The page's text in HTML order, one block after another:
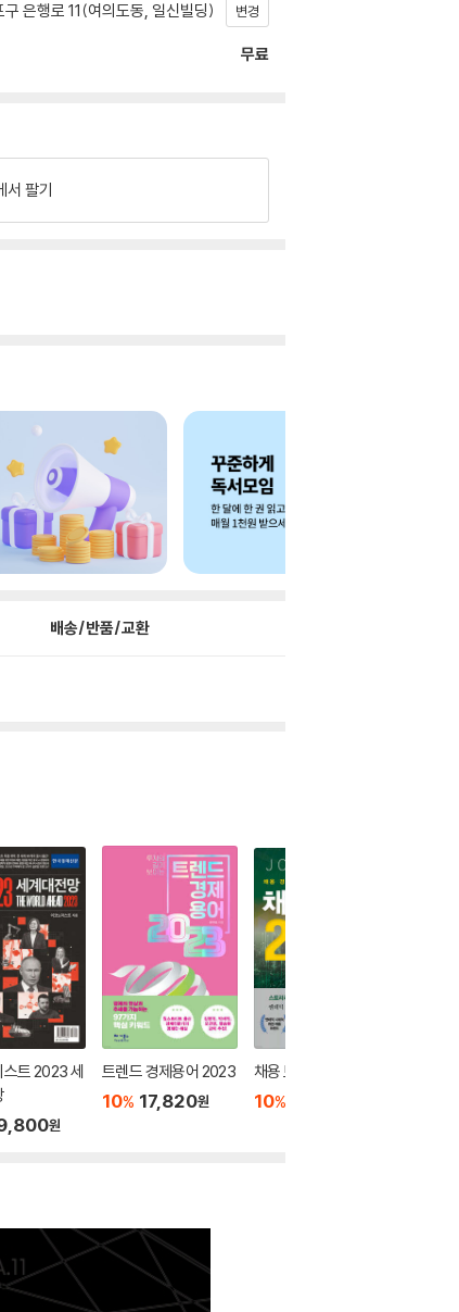
은행로 11(여의도동, 일신빌딩) 변경
무료
서 팔기
배송/반품/교환
스트 2023 세
원
트렌드 경제용어 2023
10% 17,820원
채용 트렌드 2023
10%